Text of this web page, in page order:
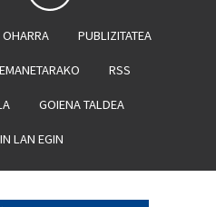
OHARRA PUBLIZITATEA
RSS
GOIENA TALDEA
LAN EGIN